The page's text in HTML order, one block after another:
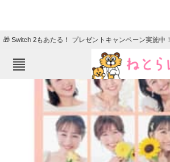
🎁 Switch 2もあたる！ プレゼントキャンペーン実施中！
ねとらぼメニュー
ニュース
クイズ
地域